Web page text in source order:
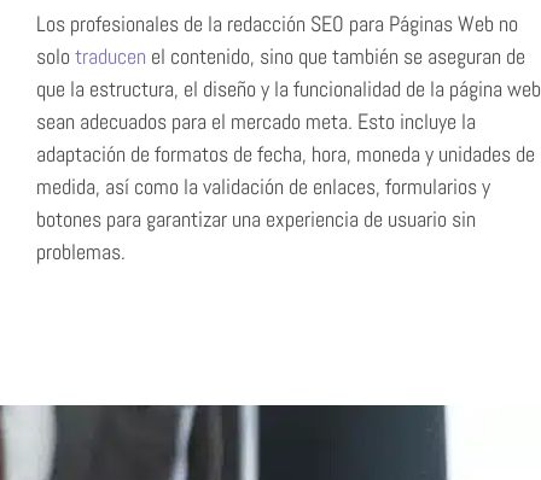
Los profesionales de la redacción SEO para Páginas Web no
solo traducen el contenido, sino que también se aseguran de
que la estructura, el diseño y la funcionalidad de la página web
sean adecuados para el mercado meta. Esto incluye la
adaptación de formatos de fecha, hora, moneda y unidades de
medida, así como la validación de enlaces, formularios y
botones para garantizar una experiencia de usuario sin
problemas.